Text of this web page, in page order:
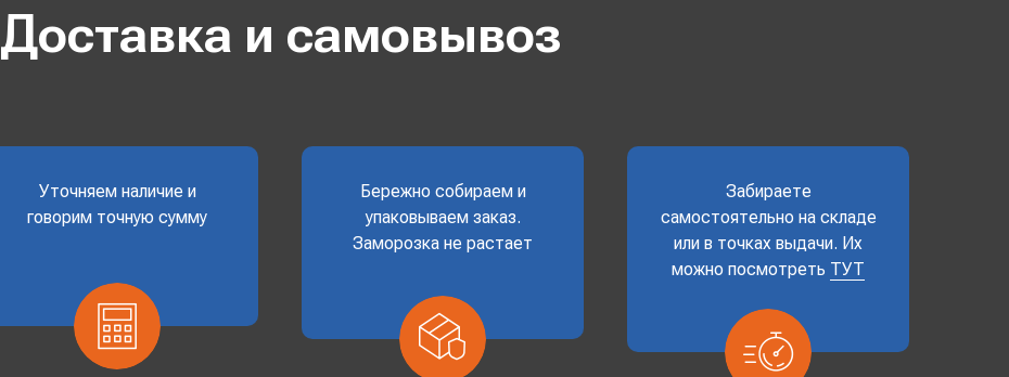
Доставка и самовывоз
Уточняем наличие и
говорим точную сумму
Бережно собираем и
упаковываем заказ.
Заморозка не растает
Забираете
самостоятельно на складе
или в точках выдачи. Их
можно посмотреть ТУТ